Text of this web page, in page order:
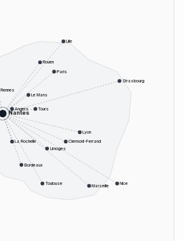
Nantes
Paris
Lyon
Marseille
Toulouse
Bordeaux
Nice
Strasbourg
Lille
Rennes
Angers
Le Mans
Tours
Limoges
Clermont-Ferrand
Rouen
La Rochelle